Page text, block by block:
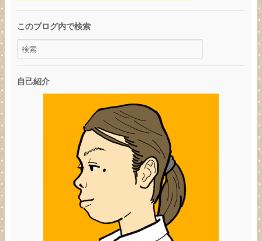
このブログ内で検索
自己紹介